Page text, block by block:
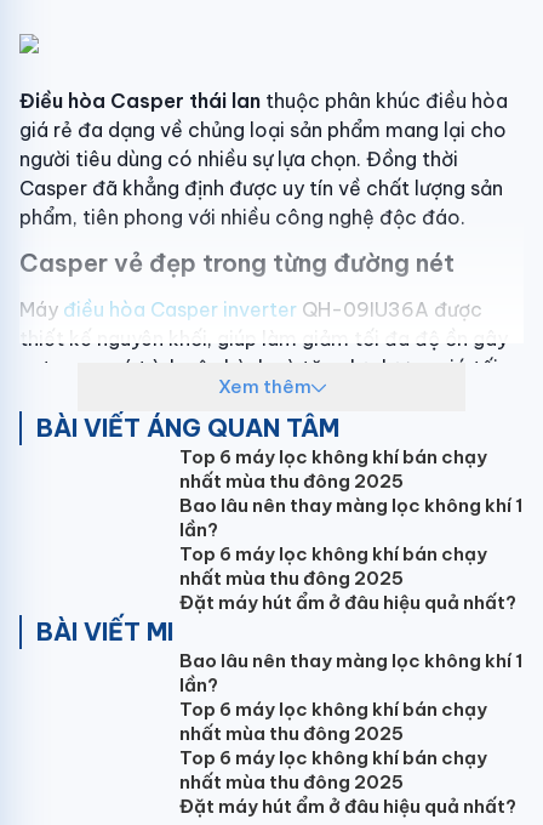
Điều hòa Casper thái lan thuộc phân khúc điều hòa
giá rẻ đa dạng về chủng loại sản phẩm mang lại cho
người tiêu dùng có nhiều sự lựa chọn. Đồng thời
Casper đã khẳng định được uy tín về chất lượng sản
phẩm, tiên phong với nhiều công nghệ độc đáo.
Casper vẻ đẹp trong từng đường nét
Máy điều hòa Casper inverter QH-09IU36A được
thiết kế nguyên khối, giúp làm giảm tối đa độ ồn gây
ra trong quá trình vận hành và tăng lưu lượng gió tối
đa. Màu sắc trắng sáng, trang nhã hài hòa với không
gian nội thất căn phòng của Bạn.
Điều hòa Casper 9000 BTU QH-09IU36A phù hợp lắp
đặt cho căn phòng diện tích dưới 15m2: Phòng ngủ,
phòng làm việc, phòng họp. Mang lại cảm giác sảng
khoái mát lạnh, giúp bạn tận hưởng phút giây vui vẻ,
hạnh phúc bên những người thân thương của mình.
Điều hòa 2 chiều giúp bạn tận hưởng 4
Casper QH-09IU36A 2 chiều giúp
bạn tận hưởng & trải nghiệm cảm giác mát lạnh vào
Xem thêm
BÀI VIẾT ÁNG QUAN TÂM
Top 6 máy lọc không khí bán chạy
nhất mùa thu đông 2025
Bao lâu nên thay màng lọc không khí 1
lần?
Top 6 máy lọc không khí bán chạy
nhất mùa thu đông 2025
Đặt máy hút ẩm ở đâu hiệu quả nhất?
BÀI VIẾT MI
Bao lâu nên thay màng lọc không khí 1
lần?
Top 6 máy lọc không khí bán chạy
nhất mùa thu đông 2025
Top 6 máy lọc không khí bán chạy
nhất mùa thu đông 2025
Đặt máy hút ẩm ở đâu hiệu quả nhất?